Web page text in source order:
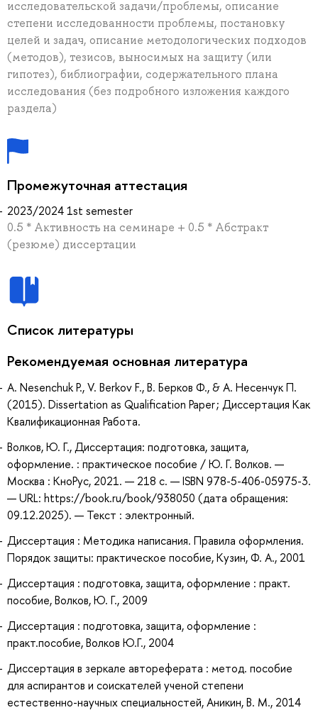
исследовательской задачи/проблемы, описание
степени исследованности проблемы, постановку
целей и задач, описание методологических подходов
(методов), тезисов, выносимых на защиту (или
гипотез), библиографии, содержательного плана
исследования (без подробного изложения каждого
раздела)
Промежуточная аттестация
2023/2024 1st semester
0.5 * Активность на семинаре + 0.5 * Абстракт
(резюме) диссертации
Список литературы
Рекомендуемая основная литература
A. Nesenchuk P., V. Berkov F., В. Берков Ф., & А. Несенчук П.
(2015). Dissertation as Qualification Paper ; Диссертация Как
Квалификационная Работа.
Волков, Ю. Г., Диссертация: подготовка, защита,
оформление. : практическое пособие / Ю. Г. Волков. —
Москва : КноРус, 2021. — 218 с. — ISBN 978-5-406-05975-3.
— URL: https://book.ru/book/938050 (дата обращения:
09.12.2025). — Текст : электронный.
Диссертация : Методика написания. Правила оформления.
Порядок защиты: практическое пособие, Кузин, Ф. А., 2001
Диссертация : подготовка, защита, оформление : практ.
пособие, Волков, Ю. Г., 2009
Диссертация : подготовка, защита, оформление :
практ.пособие, Волков Ю.Г., 2004
Диссертация в зеркале автореферата : метод. пособие
для аспирантов и соискателей ученой степени
естественно-научных специальностей, Аникин, В. М., 2014